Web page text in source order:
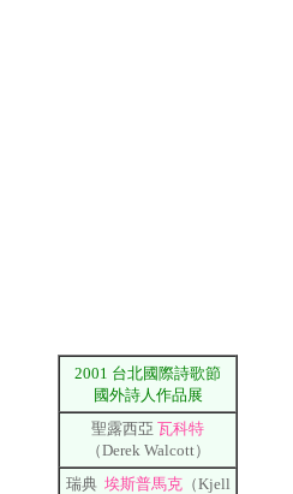
2001 台北國際詩歌節
國外詩人作品展
聖露西亞 瓦科特
（Derek Walcott）
瑞典 埃斯普馬克（Kjell